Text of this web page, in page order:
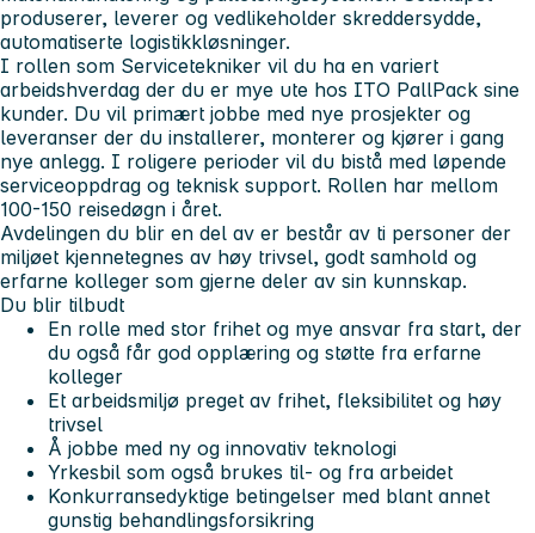
produserer, leverer og vedlikeholder skreddersydde,
automatiserte logistikkløsninger.
I rollen som Servicetekniker vil du ha en variert
arbeidshverdag der du er mye ute hos ITO PallPack sine
kunder. Du vil primært jobbe med nye prosjekter og
leveranser der du installerer, monterer og kjører i gang
nye anlegg. I roligere perioder vil du bistå med løpende
serviceoppdrag og teknisk support. Rollen har mellom
100-150 reisedøgn i året.
Avdelingen du blir en del av er består av ti personer der
miljøet kjennetegnes av høy trivsel, godt samhold og
erfarne kolleger som gjerne deler av sin kunnskap.
Du blir tilbudt
En rolle med stor frihet og mye ansvar fra start, der
du også får god opplæring og støtte fra erfarne
kolleger
Et arbeidsmiljø preget av frihet, fleksibilitet og høy
trivsel
Å jobbe med ny og innovativ teknologi
Yrkesbil som også brukes til- og fra arbeidet
Konkurransedyktige betingelser med blant annet
gunstig behandlingsforsikring